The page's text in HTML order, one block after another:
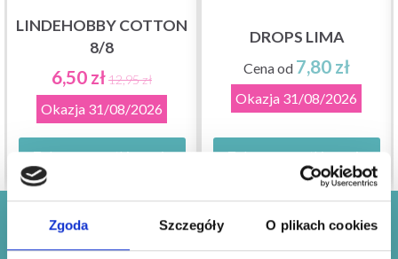
Zgoda Szczegóły O plikach cookies
LINDEHOBBY COTTON
8/8
6,50 zł12,95 zł
Okazja 31/08/2026
Zobacz wszystkie opcje
DROPS LIMA
Cena od 7,80 zł
Okazja 31/08/2026
Zobacz wszystkie opcje
Oszczędzaj nawet do 50%!